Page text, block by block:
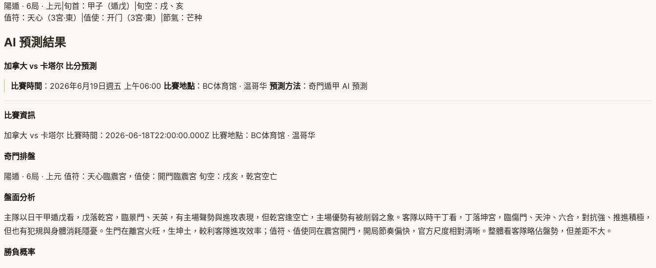
陽遁 · 6局 · 上元 旬首：甲子（遁戊）
旬空：戌、亥
值符：天心（3宮·東）
值使：开门（3宮·東） 節氣：芒种
AI 預測結果
加拿大 vs 卡塔尔 比分預測
比賽時間 ：2026年6月19日週五 上午06:00 比賽地點 ：BC体育馆 · 温哥华 預測方法 ：奇門遁甲 AI 預測
比賽資訊
加拿大 vs 卡塔尔 比賽時間：2026-06-18T22:00:00.000Z 比賽地點：BC体育馆 · 温哥华
奇門排盤
陽遁 · 6局 · 上元 值符：天心臨震宮，值使：開門臨震宮 旬空：戌亥，乾宮空亡
盤面分析
主隊以日干甲遁戊看，戊落乾宮，臨景門、天英，有主場聲勢與進攻表現，但乾宮逢空亡，主場優勢有被削弱之象。客隊以時干丁看，丁落坤宮，臨傷門、天沖、六合，對抗強、推進積極，
但也有犯規與身體消耗隱憂。生門在離宮火旺，生坤土，較利客隊進攻效率；值符、值使同在震宮開門，開局節奏偏快，官方尺度相對清晰。整體看客隊略佔盤勢，但差距不大。
勝負概率